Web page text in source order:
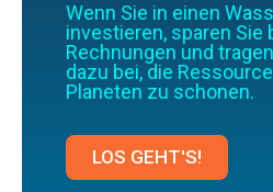
Wenn Sie in einen
investieren, sparen Sie
Rechnungen und
dazu bei, die
Planeten zu schonen.
LOS GEHT'S!